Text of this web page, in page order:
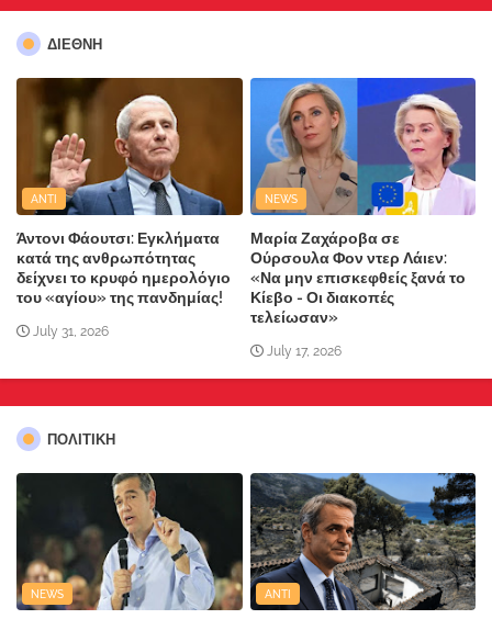
ΔΙΕΘΝΗ
ANTI
Άντονι Φάουτσι: Εγκλήματα
κατά της ανθρωπότητας
δείχνει το κρυφό ημερολόγιο
του «αγίου» της πανδημίας!
July 31, 2026
NEWS
Μαρία Ζαχάροβα σε
Ούρσουλα Φον ντερ Λάιεν:
«Να μην επισκεφθείς ξανά το
Κίεβο - Οι διακοπές
τελείωσαν»
July 17, 2026
ΠΟΛΙΤΙΚΗ
NEWS ANTI